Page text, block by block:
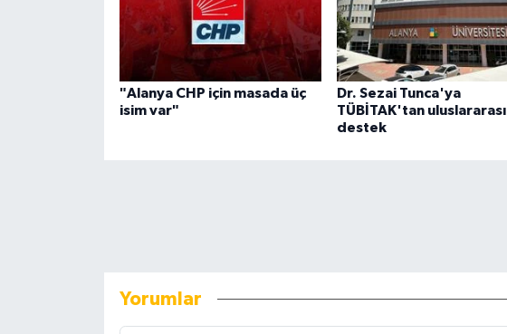
"Alanya CHP için masada üç
isim var"
Dr. Sezai Tunca'ya
TÜBİTAK'tan uluslararası
destek
Yorumlar